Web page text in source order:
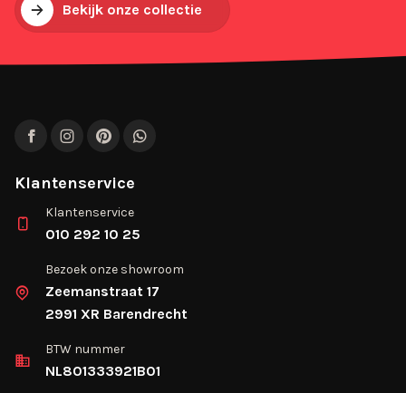
Bekijk onze collectie
FacebookInstagram
PinterestWhatsApp
Klantenservice
Klantenservice
010 292 10 25
Bezoek onze showroom
Zeemanstraat 17
2991 XR Barendrecht
BTW nummer
NL801333921B01